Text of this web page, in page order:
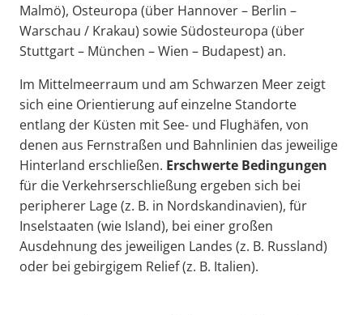
Malmö), Osteuropa (über Hannover – Berlin –
Warschau / Krakau) sowie Südosteuropa (über
Stuttgart – München – Wien – Budapest) an.
Im Mittelmeerraum und am Schwarzen Meer zeigt
sich eine Orientierung auf einzelne Standorte
entlang der Küsten mit See- und Flughäfen, von
denen aus Fernstraßen und Bahnlinien das jeweilige
Hinterland erschließen. Erschwerte Bedingungen
für die Verkehrserschließung ergeben sich bei
peripherer Lage (z. B. in Nordskandinavien), für
Inselstaaten (wie Island), bei einer großen
Ausdehnung des jeweiligen Landes (z. B. Russland)
oder bei gebirgigem Relief (z. B. Italien).